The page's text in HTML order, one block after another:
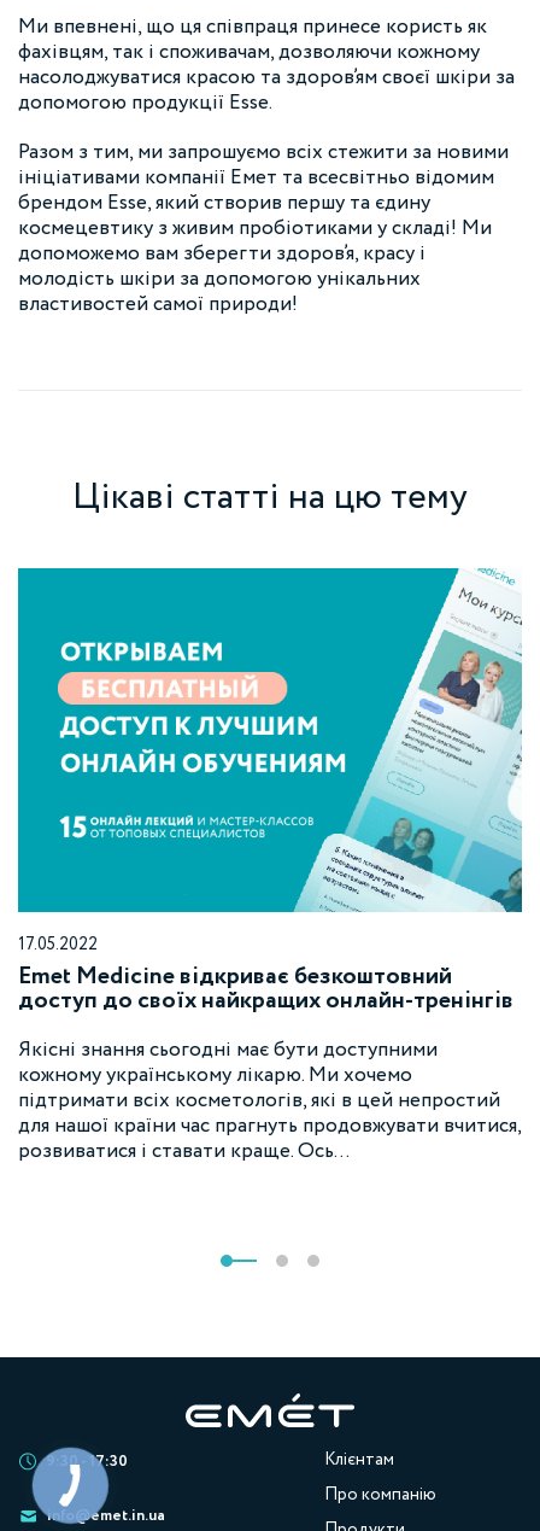
Ми впевнені, що ця співпраця принесе користь як
фахівцям, так і споживачам, дозволяючи кожному
насолоджуватися красою та здоров’ям своєї шкіри за
допомогою продукції Esse.
Разом з тим, ми запрошуємо всіх стежити за новими
ініціативами компанії Емет та всесвітньо відомим
брендом Esse, який створив першу та єдину
космецевтику з живим пробіотиками у складі! Ми
допоможемо вам зберегти здоров’я, красу і
молодість шкіри за допомогою унікальних
властивостей самої природи!
Цікаві статті на цю тему
17.05.2022
Emet Medicine відкриває безкоштовний
доступ до своїх найкращих онлайн-тренінгів
Якісні знання сьогодні має бути доступними
кожному українському лікарю. Ми хочемо
підтримати всіх косметологів, які в цей непростий
для нашої країни час прагнуть продовжувати вчитися,
розвиватися і ставати краще. Ось…
Клієнтам
Про компанію
9:30 - 17:30
info@emet.in.ua